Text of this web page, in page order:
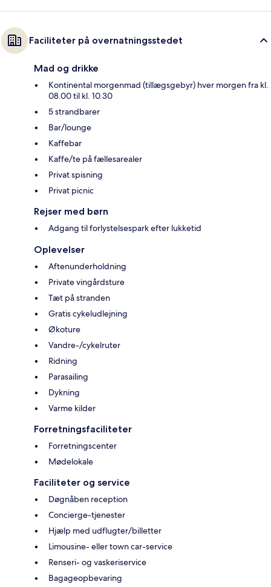
Faciliteter på overnatningsstedet
Mad og drikke
Kontinental morgenmad (tillægsgebyr) hver morgen fra kl.
08.00 til kl. 10.30
5 strandbarer
Bar/lounge
Kaffebar
Kaffe/te på fællesarealer
Privat spisning
Privat picnic
Rejser med børn
Adgang til forlystelsespark efter lukketid
Oplevelser
Aftenunderholdning
Private vingårdsture
Tæt på stranden
Gratis cykeludlejning
Økoture
Vandre-/cykelruter
Ridning
Parasailing
Dykning
Varme kilder
Forretningsfaciliteter
Forretningscenter
Mødelokale
Faciliteter og service
Døgnåben reception
Concierge-tjenester
Hjælp med udflugter/billetter
Limousine- eller town car-service
Renseri- og vaskeriservice
Bagageopbevaring